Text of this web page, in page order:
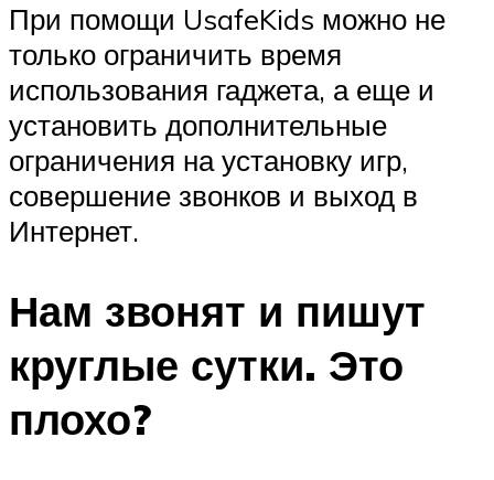
При помощи UsafeKids можно не
только ограничить время
использования гаджета, а еще и
установить дополнительные
ограничения на установку игр,
совершение звонков и выход в
Интернет.
Нам звонят и пишут
круглые сутки. Это
плохо?